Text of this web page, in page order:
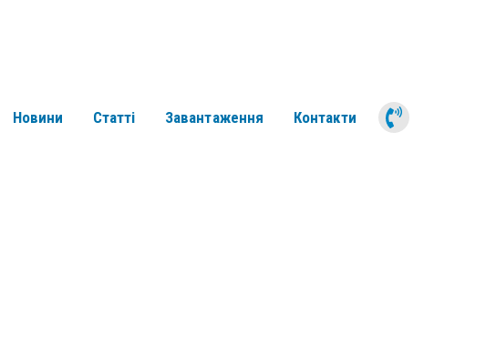
Новини Статті Завантаження Контакти